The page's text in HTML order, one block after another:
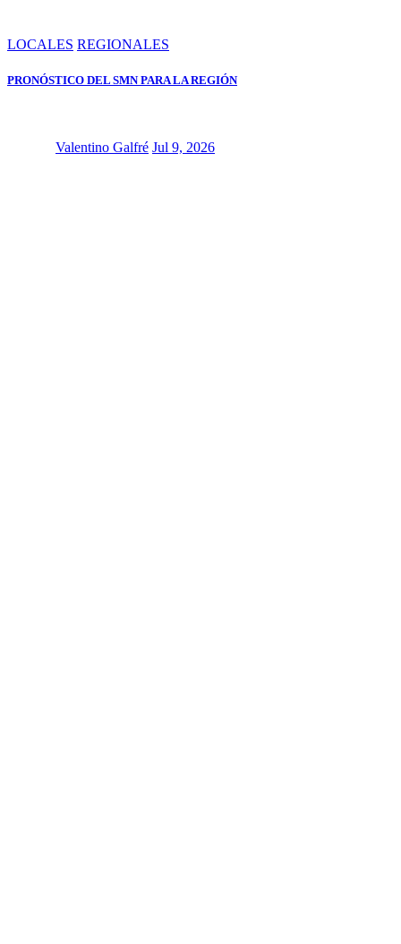
LOCALES REGIONALES
PRONÓSTICO DEL SMN PARA LA REGIÓN
Valentino Galfré Jul 9, 2026